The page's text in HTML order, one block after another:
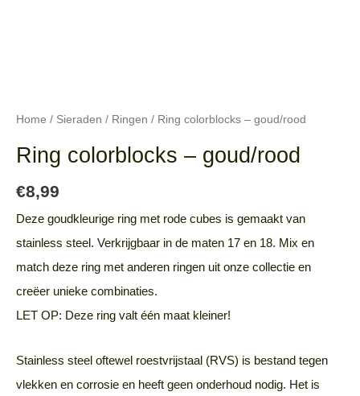
Home / Sieraden / Ringen / Ring colorblocks – goud/rood
Ring colorblocks – goud/rood
€8,99
Deze goudkleurige ring met rode cubes is gemaakt van
stainless steel. Verkrijgbaar in de maten 17 en 18. Mix en
match deze ring met anderen ringen uit onze collectie en
creëer unieke combinaties.
LET OP: Deze ring valt één maat kleiner!
Stainless steel oftewel roestvrijstaal (RVS) is bestand tegen
vlekken en corrosie en heeft geen onderhoud nodig. Het is